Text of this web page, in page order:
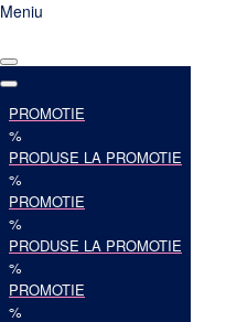
Meniu
PROMOTIE
%
PRODUSE LA PROMOTIE
%
PROMOTIE
%
PRODUSE LA PROMOTIE
%
PROMOTIE
%